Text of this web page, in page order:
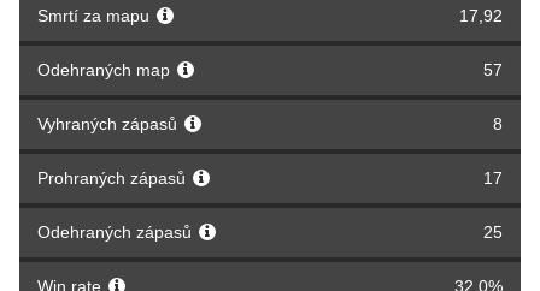
Smrtí za mapu 17,92
Odehraných map 57
Vyhraných zápasů 8
Prohraných zápasů 17
Odehraných zápasů 25
Win rate 32,0%